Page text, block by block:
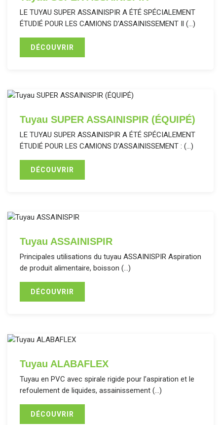
LE TUYAU SUPER ASSAINISPIR A ÉTÉ SPÉCIALEMENT
ÉTUDIÉ POUR LES CAMIONS D’ASSAINISSEMENT Il (…)
DÉCOUVRIR
Tuyau SUPER ASSAINISPIR (ÉQUIPÉ)
LE TUYAU SUPER ASSAINISPIR A ÉTÉ SPÉCIALEMENT
ÉTUDIÉ POUR LES CAMIONS D’ASSAINISSEMENT : (…)
DÉCOUVRIR
Tuyau ASSAINISPIR
Principales utilisations du tuyau ASSAINISPIR Aspiration
de produit alimentaire, boisson (…)
DÉCOUVRIR
Tuyau ALABAFLEX
Tuyau en PVC avec spirale rigide pour l’aspiration et le
refoulement de liquides, assainissement (…)
DÉCOUVRIR